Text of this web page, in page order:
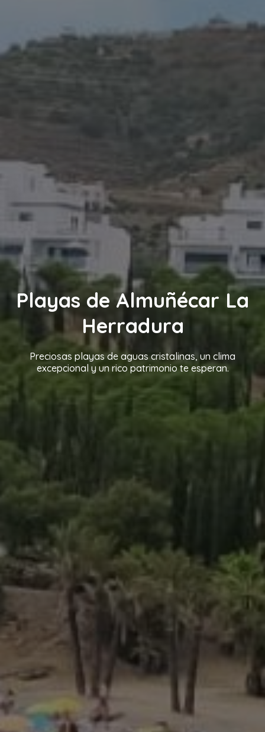
Playas de Almuñécar La
Herradura
Preciosas playas de aguas cristalinas, un clima
excepcional y un rico patrimonio te esperan.